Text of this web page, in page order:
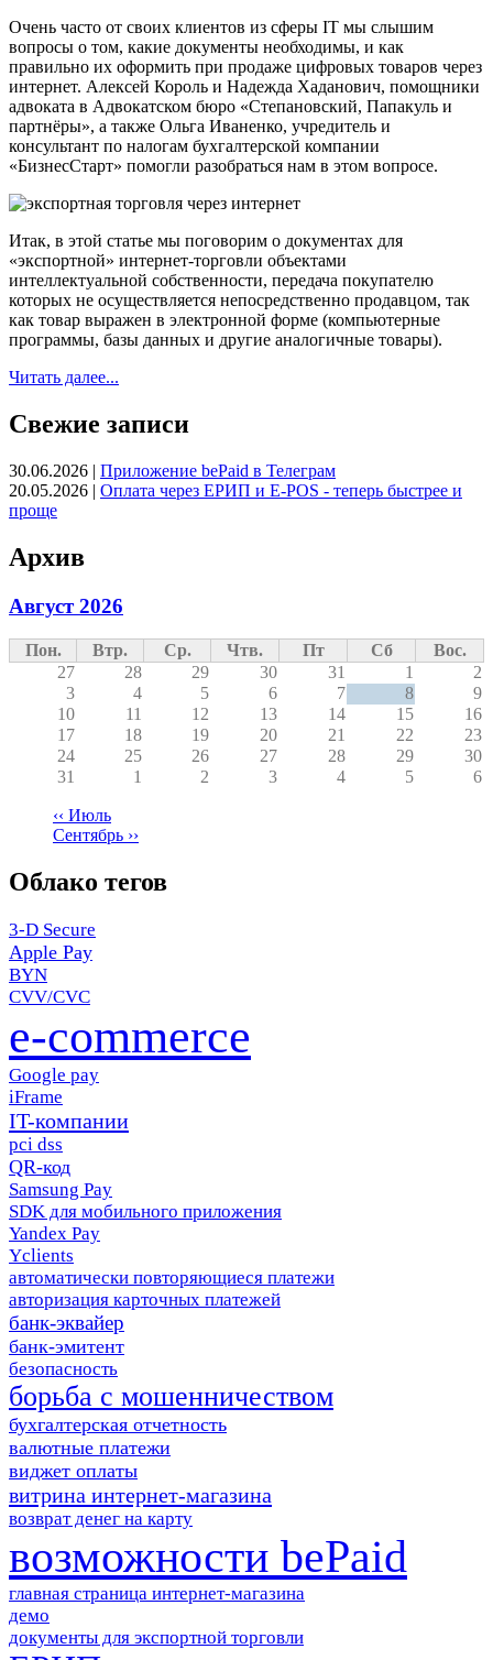
Очень часто от своих клиентов из сферы IT мы слышим
вопросы о том, какие документы необходимы, и как
правильно их оформить при продаже цифровых товаров через
интернет. Алексей Король и Надежда Хаданович, помощники
адвоката в Адвокатском бюро «Степановский, Папакуль и
партнёры», а также Ольга Иваненко, учредитель и
консультант по налогам бухгалтерской компании
«БизнесСтарт» помогли разобраться нам в этом вопросе.
Итак, в этой статье мы поговорим о документах для
«экспортной» интернет-торговли объектами
интеллектуальной собственности, передача покупателю
которых не осуществляется непосредственно продавцом, так
как товар выражен в электронной форме (компьютерные
программы, базы данных и другие аналогичные товары).
Читать далее...
Свежие записи
30.06.2026 | Приложение bePaid в Телеграм
20.05.2026 | Оплата через ЕРИП и E-POS - теперь быстрее и
проще
Архив
Август 2026
Пон. Втр. Ср. Чтв. Пт Сб
Вос.
27
28 29 30 31 1
2
3
4 5 6 7 8
9
10
11 12 13 14 15
16
17
18 19 20 21 22
23
24
25 26 27 28 29
30
31
1 2 3 4 5 6
Нумерация
‹‹ Июль
Сентябрь ››
Облако тегов
3-D Secure
Apple Pay
BYN
CVV/CVC
e-commerce
Google pay
iFrame
IT-компании
pci dss
QR-код
Samsung Pay
SDK для мобильного приложения
Yandex Pay
Yclients
автоматически повторяющиеся платежи
авторизация карточных платежей
банк-эквайер
банк-эмитент
безопасность
борьба с мошенничеством
бухгалтерская отчетность
валютные платежи
виджет оплаты
витрина интернет-магазина
возврат денег на карту
возможности bePaid
главная страница интернет-магазина
демо
документы для экспортной торговли